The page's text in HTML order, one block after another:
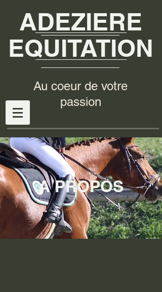
ADEZIERE
EQUITATION
Au coeur de votre
passion
A PROPOS